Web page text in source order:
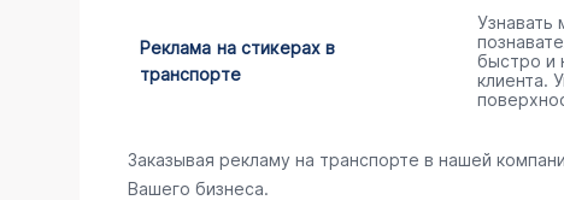
Реклама на стикерах в
транспорте
Узнавать
быстро и
клиента.
Заказывая рекламу на транспорте в нашей
Вашего бизнеса.